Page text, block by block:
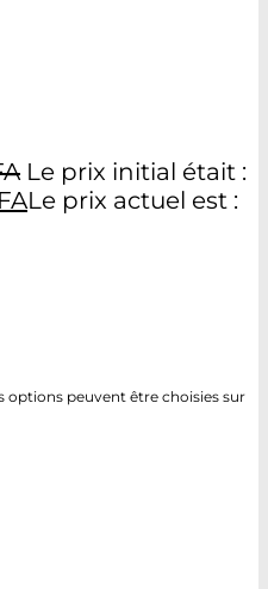
Le prix initial était :
Le prix actuel est :
options peuvent être choisies sur